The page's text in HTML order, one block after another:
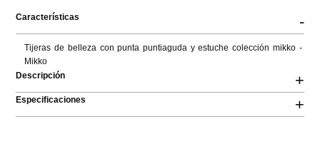
Características -
Tijeras de belleza con punta puntiaguda y estuche colección mikko -
Mikko
Descripción
+
Especificaciones +